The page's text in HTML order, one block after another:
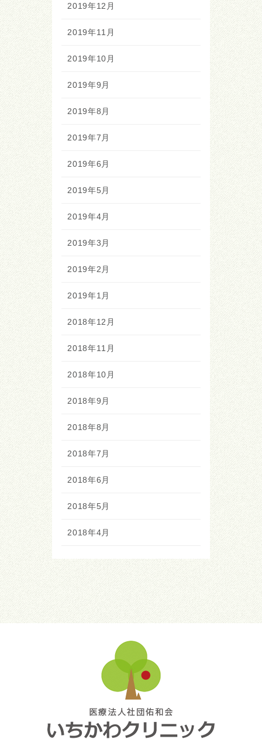
2019年12月
2019年11月
2019年10月
2019年9月
2019年8月
2019年7月
2019年6月
2019年5月
2019年4月
2019年3月
2019年2月
2019年1月
2018年12月
2018年11月
2018年10月
2018年9月
2018年8月
2018年7月
2018年6月
2018年5月
2018年4月